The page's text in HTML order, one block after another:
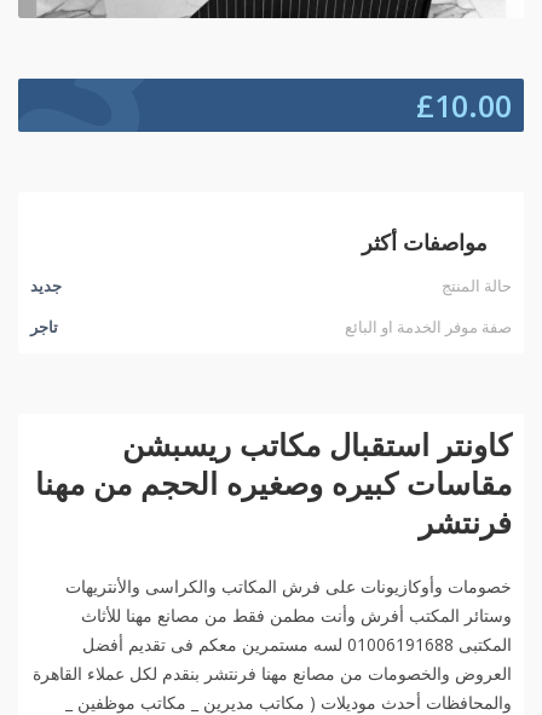
£10.00
مواصفات أكثر
حالة المنتج
جديد
صفة موفر الخدمة او البائع
تاجر
كاونتر استقبال مكاتب ريسبشن
مقاسات كبيره وصغيره الحجم من مهنا
فرنتشر
خصومات وأوكازيونات على فرش المكاتب والكراسى والأنتريهات
وستائر المكتب أفرش وأنت مطمن فقط من مصانع مهنا للأثاث
المكتبى 01006191688 لسه مستمرين معكم فى تقديم أفضل
العروض والخصومات من مصانع مهنا فرنتشر بنقدم لكل عملاء القاهرة
والمحافظات أحدث موديلات ( مكاتب مديرين _ مكاتب موظفين _